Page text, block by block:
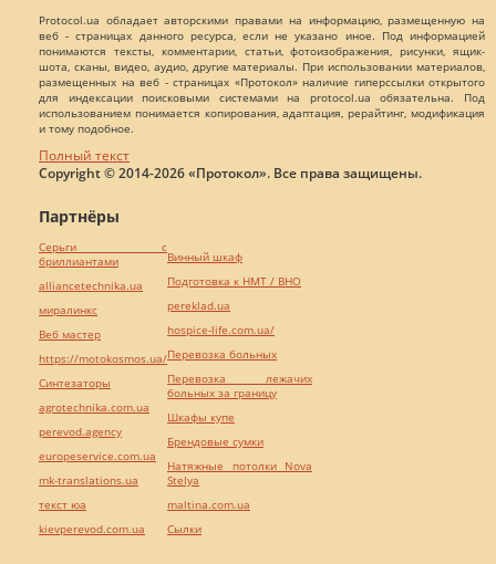
Protocol.ua обладает авторскими правами на информацию, размещенную на
веб - страницах данного ресурса, если не указано иное. Под информацией
понимаются тексты, комментарии, статьи, фотоизображения, рисунки, ящик-
шота, сканы, видео, аудио, другие материалы. При использовании материалов,
размещенных на веб - страницах «Протокол» наличие гиперссылки открытого
для индексации поисковыми системами на protocol.ua обязательна. Под
использованием понимается копирования, адаптация, рерайтинг, модификация
и тому подобное.
Полный текст
Copyright © 2014-2026 «Протокол». Все права защищены.
Партнёры
Серьги с
бриллиантами
alliancetechnika.ua
миралинкс
Веб мастер
https://motokosmos.ua/
Синтезаторы
agrotechnika.com.ua
perevod.agency
europeservice.com.ua
mk-translations.ua
текст юа
kievperevod.com.ua
Винный шкаф
Подготовка к НМТ / ВНО
pereklad.ua
hospice-life.com.ua/
Перевозка больных
Перевозка лежачих
больных за границу
Шкафы купе
Брендовые сумки
Натяжные потолки Nova
Stelya
maltina.com.ua
Cылки